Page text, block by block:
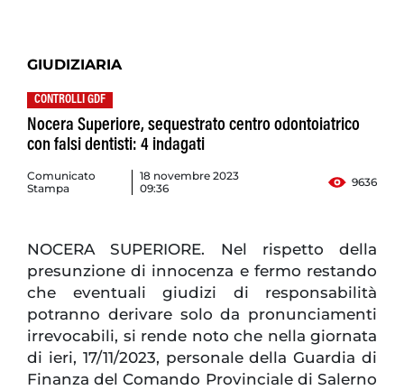
GIUDIZIARIA
CONTROLLI GDF
Nocera Superiore, sequestrato centro odontoiatrico
con falsi dentisti: 4 indagati
Comunicato
Stampa
18 novembre 2023
09:36
9636
NOCERA SUPERIORE. Nel rispetto della
presunzione di innocenza e fermo restando
che eventuali giudizi di responsabilità
potranno derivare solo da pronunciamenti
irrevocabili, si rende noto che nella giornata
di ieri, 17/11/2023, personale della Guardia di
Finanza del Comando Provinciale di Salerno